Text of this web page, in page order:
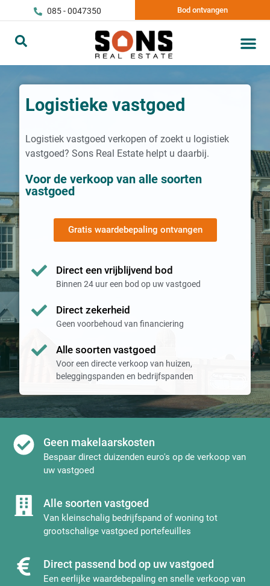
085 - 0047350 Bod ontvangen
Logistieke vastgoed
Logistiek vastgoed verkopen of zoekt u logistiek
vastgoed? Sons Real Estate helpt u daarbij.
Voor de verkoop van alle soorten
vastgoed
Gratis waardebepaling ontvangen
Direct een vrijblijvend bod
Binnen 24 uur een bod op uw vastgoed
Direct zekerheid
Geen voorbehoud van financiering
Alle soorten vastgoed
Voor een directe verkoop van huizen,
beleggingspanden en bedrijfspanden
Geen makelaarskosten
Bespaar direct duizenden euro's op de verkoop van
uw vastgoed
Alle soorten vastgoed
Van kleinschalig bedrijfspand of woning tot
grootschalige vastgoed portefeuilles
Direct passend bod op uw vastgoed
Een eerlijke waardebepaling en snelle verkoop van